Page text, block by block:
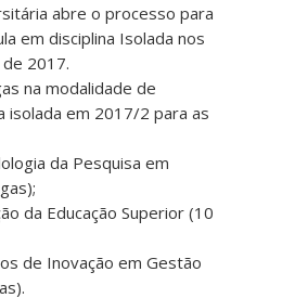
abre o processo para
em disciplina Isolada nos
2017.
na modalidade de
isolada em 2017/2 para as
da Pesquisa em
da Educação Superior (10
de Inovação em Gestão